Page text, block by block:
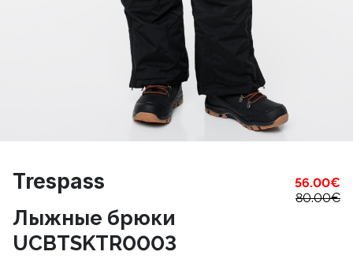
Trespass 56.00€
80.00€
Лыжные брюки
UCBTSKTR0003